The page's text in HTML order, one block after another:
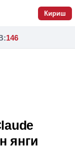
Кириш
:146
янги